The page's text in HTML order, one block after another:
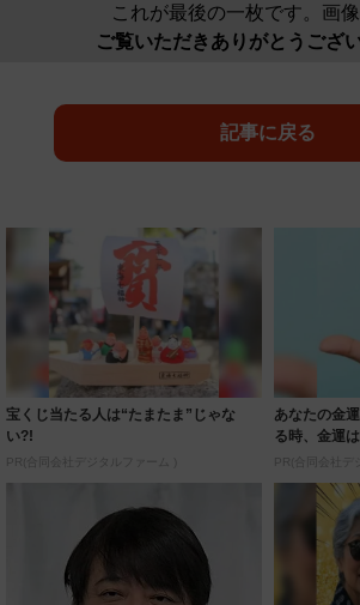
これが最後の一枚です。画像
ご覧いただきありがとうござ
記事に戻る
宝くじ当たる人は“たまたま”じゃな
い?!
PR(合同会社デジタルファーム )
あなたの金
る時、金運
PR(合同会社デ